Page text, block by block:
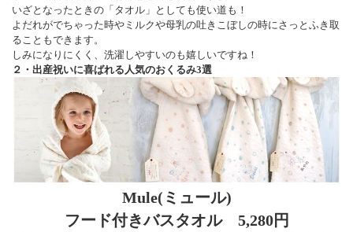
いざとなったときの「タオル」としても使い道も！
よだれがでちゃった時やミルクや母乳の吐きこぼしの時にさっとふき取
ることもできます。
しみになりにくく、洗濯しやすいのも嬉しいですね！
２・出産祝いに喜ばれる人気のおくるみ3選
Mule(ミュール)
フード付きバスタオル 5,280円